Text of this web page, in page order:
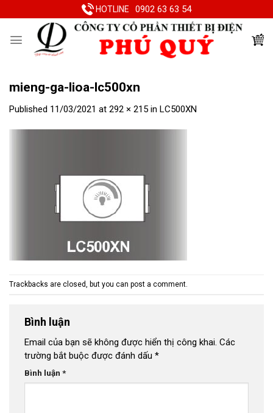
to
HOTLINE 0902 63 63 54
mieng-ga-lioa-lc500xn
Published 11/03/2021 at 292 × 215 in LC500XN
Trackbacks are closed, but you can post a comment
Bình luận
Email của bạn sẽ không được hiển thị công khai. Các
trường bắt buộc được đánh dấu *
Bình luận *